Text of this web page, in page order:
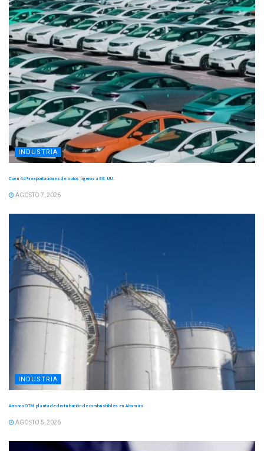
INDUSTRIA
Caen 4.4 % exportaciones de autos ligeros a EE. UU.
AGOSTO 7, 2026
INDUSTRIA
Arranca OTM planta de distribución de combustibles en Altamira
AGOSTO 5, 2026